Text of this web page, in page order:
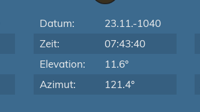
Datum:
23.11.-1040
Zeit:
07:43:40
Elevation:
11.6°
Azimut:
121.4°